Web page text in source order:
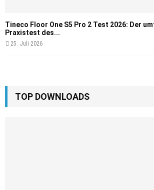
Tineco Floor One S5 Pro 2 Test 2026: Der
Praxistest des...
25. Juli 2026
TOP DOWNLOADS